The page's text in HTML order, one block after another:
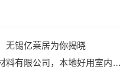
无锡亿莱居为你揭晓
司，本地好用室内装修费用预算揭秘